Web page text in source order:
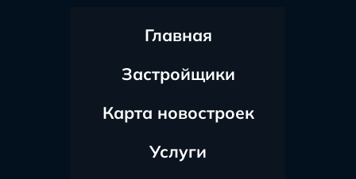
Главная
Застройщики
Карта новостроек
Услуги